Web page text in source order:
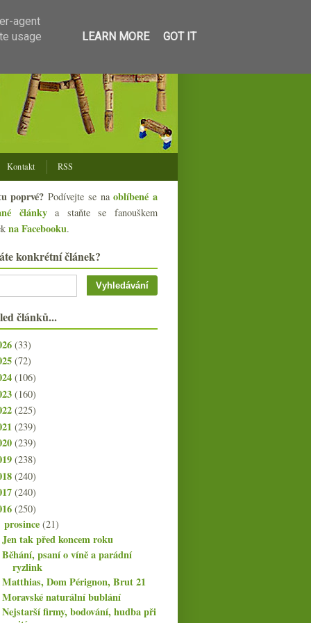
Kontakt RSS
poprvé? Podívejte se naoblíbené a
článkya staňte se fanouškem
na Facebooku.
konkrétní článek?
článků...
(33)
(72)
(106)
(160)
(225)
(239)
(239)
(238)
(240)
(240)
(250)
prosince(21)
Jen tak před koncem roku
Běhání, psaní o víně a parádní
ryzlink
Matthias, Dom Pérignon, Brut 21
Moravské naturální bublání
Nejstarší firmy, bodování, hudba při
agent
usage
LEARN MORE GOT IT